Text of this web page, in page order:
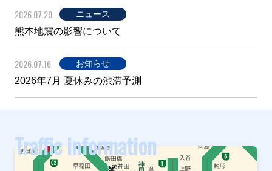
2026.07.29 ニュース
熊本地震の影響について
2026.07.16 お知らせ
2026年7月 夏休みの渋滞予測
Traffic information